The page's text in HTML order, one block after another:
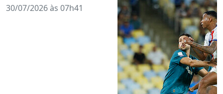
30/07/2026 às 07h41